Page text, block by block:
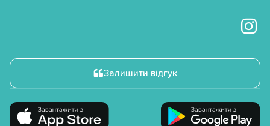
Залишити відгук